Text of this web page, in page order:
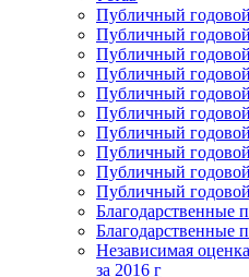
Публичный годовой
Публичный годовой
Публичный годовой
Публичный годовой
Публичный годовой
Публичный годовой
Публичный годовой
Публичный годовой
Публичный годовой
Публичный годовой
Благодарственные
Благодарственные
Независимая
за 2016 г